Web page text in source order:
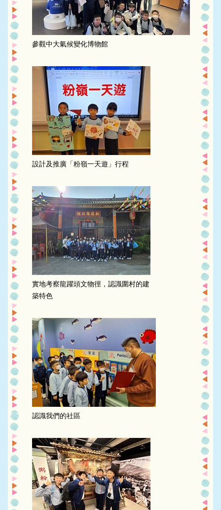
參觀中大氣候變化博物館
設計及推廣「粉嶺一天遊」行程
實地考察龍躍頭文物徑，認識圍村的建
築特色
認識我們的社區